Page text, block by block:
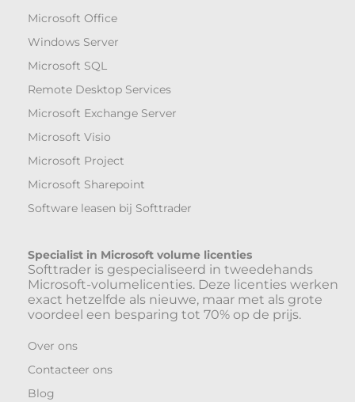
Microsoft Office
Windows Server
Microsoft SQL
Remote Desktop Services
Microsoft Exchange Server
Microsoft Visio
Microsoft Project
Microsoft Sharepoint
Software leasen bij Softtrader
Specialist in Microsoft volume licenties
Softtrader is gespecialiseerd in tweedehands
Microsoft-volumelicenties. Deze licenties werken
exact hetzelfde als nieuwe, maar met als grote
voordeel een besparing tot 70% op de prijs.
Over ons
Contacteer ons
Blog